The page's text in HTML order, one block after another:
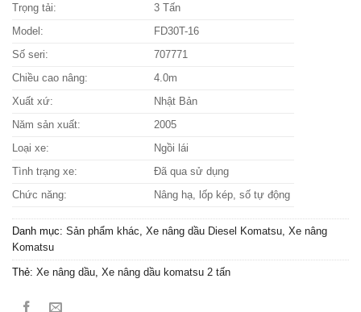
Trọng tải:
3 Tấn
Model:
FD30T-16
Số seri:
707771
Chiều cao nâng:
4.0m
Xuất xứ:
Nhật Bản
Năm sản xuất:
2005
Loại xe:
Ngồi lái
Tình trạng xe:
Đã qua sử dụng
Chức năng:
Nâng hạ, lốp kép, số tự động
Danh mục: Sản phẩm khác, Xe nâng dầu Diesel Komatsu, Xe nâng
Komatsu
Thẻ: Xe nâng dầu, Xe nâng dầu komatsu 2 tấn